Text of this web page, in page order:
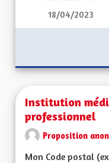
18/04/2023
Institution
professionnel
Proposition
Mon Code postal